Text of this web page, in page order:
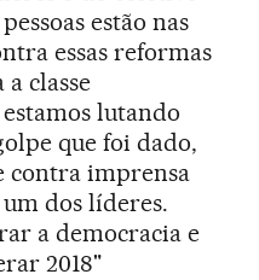
estão nas
essas reformas
classe
lutando
que foi dado,
contra imprensa
dos líderes.
a democracia e
2018"